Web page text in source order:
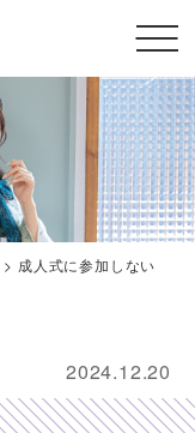
メニ
ュー
開閉
> 成人式に参加しない
2024.12.20